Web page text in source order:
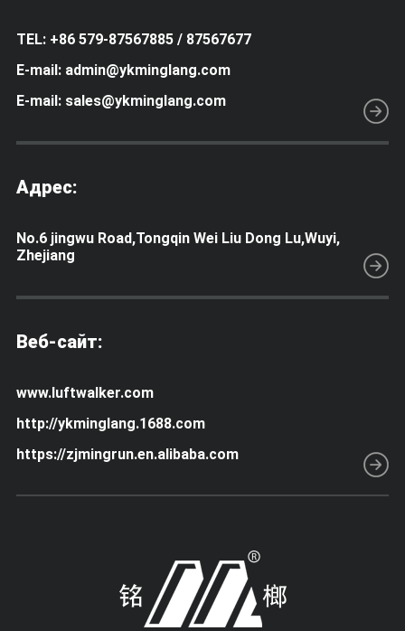
TEL: +86 579-87567885 / 87567677
E-mail: admin@ykminglang.com
E-mail: sales@ykminglang.com
Адрес:
No.6 jingwu Road,Tongqin Wei Liu Dong Lu,Wuyi,
Zhejiang
Веб-сайт:
www.luftwalker.com
http://ykminglang.1688.com
https://zjmingrun.en.alibaba.com